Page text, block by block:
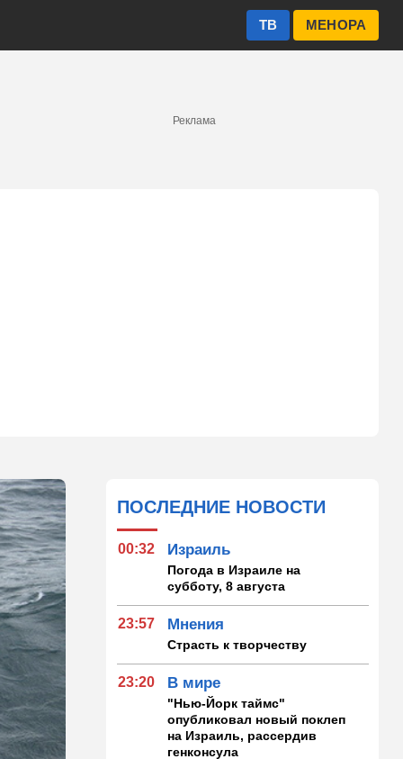
МЕНОРА
ТВ
Реклама
ПОСЛЕДНИЕ НОВОСТИ
00:32 Израиль
Погода в Израиле на
субботу, 8 августа
23:57 Мнения
Страсть к творчеству
23:20 В мире
"Нью-Йорк таймс"
опубликовал новый поклеп
на Израиль, рассердив
генконсула